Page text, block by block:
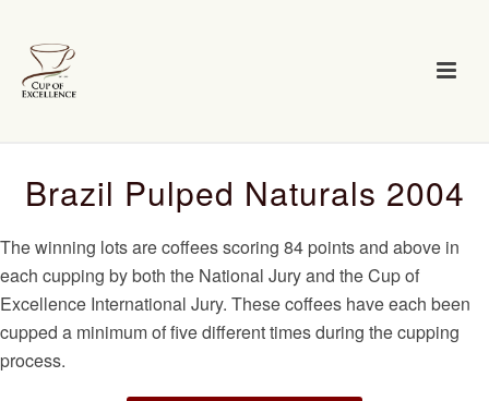
Brazil Pulped Naturals 2004
The winning lots are coffees scoring 84 points and above in
each cupping by both the National Jury and the Cup of
Excellence International Jury. These coffees have each been
cupped a minimum of five different times during the cupping
process.